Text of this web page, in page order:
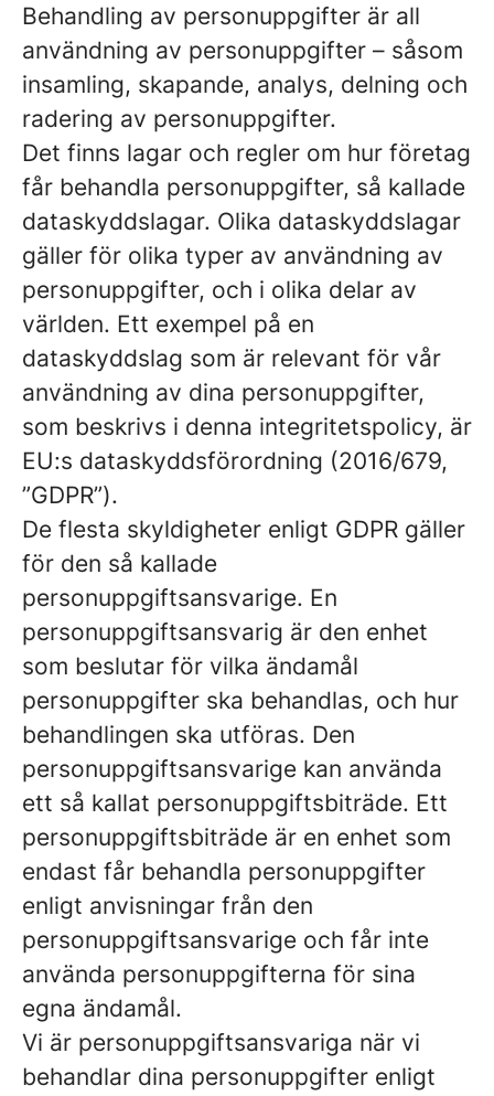
Behandling av personuppgifter är all
användning av personuppgifter – såsom
insamling, skapande, analys, delning och
radering av personuppgifter.
Det finns lagar och regler om hur företag
får behandla personuppgifter, så kallade
dataskyddslagar. Olika dataskyddslagar
gäller för olika typer av användning av
personuppgifter, och i olika delar av
världen. Ett exempel på en
dataskyddslag som är relevant för vår
användning av dina personuppgifter,
som beskrivs i denna integritetspolicy, är
EU:s dataskyddsförordning (2016/679,
”GDPR”).
De flesta skyldigheter enligt GDPR gäller
för den så kallade
personuppgiftsansvarige. En
personuppgiftsansvarig är den enhet
som beslutar för vilka ändamål
personuppgifter ska behandlas, och hur
behandlingen ska utföras. Den
personuppgiftsansvarige kan använda
ett så kallat personuppgiftsbiträde. Ett
personuppgiftsbiträde är en enhet som
endast får behandla personuppgifter
enligt anvisningar från den
personuppgiftsansvarige och får inte
använda personuppgifterna för sina
egna ändamål.
Vi är personuppgiftsansvariga när vi
behandlar dina personuppgifter enligt